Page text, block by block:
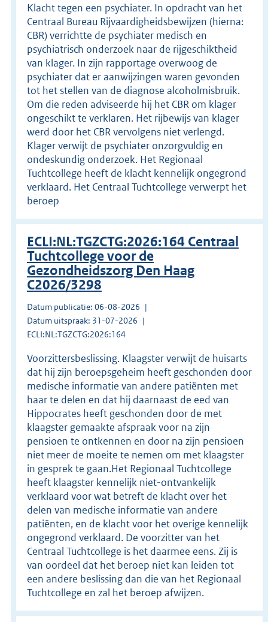
Klacht tegen een psychiater. In opdracht van het
Centraal Bureau Rijvaardigheidsbewijzen (hierna:
CBR) verrichtte de psychiater medisch en
psychiatrisch onderzoek naar de rijgeschiktheid
van klager. In zijn rapportage overwoog de
psychiater dat er aanwijzingen waren gevonden
tot het stellen van de diagnose alcoholmisbruik.
Om die reden adviseerde hij het CBR om klager
ongeschikt te verklaren. Het rijbewijs van klager
werd door het CBR vervolgens niet verlengd.
Klager verwijt de psychiater onzorgvuldig en
ondeskundig onderzoek. Het Regionaal
Tuchtcollege heeft de klacht kennelijk ongegrond
verklaard. Het Centraal Tuchtcollege verwerpt het
beroep
ECLI:NL:TGZCTG:2026:164 Centraal
Tuchtcollege voor de
Gezondheidszorg Den Haag
C2026/3298
Datum publicatie: 06-08-2026
Datum uitspraak: 31-07-2026
ECLI:NL:TGZCTG:2026:164
Voorzittersbeslissing. Klaagster verwijt de huisarts
dat hij zijn beroepsgeheim heeft geschonden door
medische informatie van andere patiënten met
haar te delen en dat hij daarnaast de eed van
Hippocrates heeft geschonden door de met
klaagster gemaakte afspraak voor na zijn
pensioen te ontkennen en door na zijn pensioen
niet meer de moeite te nemen om met klaagster
in gesprek te gaan.Het Regionaal Tuchtcollege
heeft klaagster kennelijk niet-ontvankelijk
verklaard voor wat betreft de klacht over het
delen van medische informatie van andere
patiënten, en de klacht voor het overige kennelijk
ongegrond verklaard. De voorzitter van het
Centraal Tuchtcollege is het daarmee eens. Zij is
van oordeel dat het beroep niet kan leiden tot
een andere beslissing dan die van het Regionaal
Tuchtcollege en zal het beroep afwijzen.